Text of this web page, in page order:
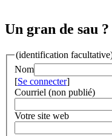
Un gran de sau ?
(identification
Nom
[Se connecter]
Courriel (non publié)
Votre site web